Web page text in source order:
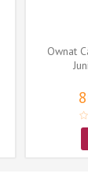
Ownat